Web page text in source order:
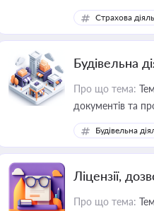
медійних змін у
приватизації,
Страхова
Будівельна
Про що тема:
документів та
Будівельна
Ліцензії,
Про що тема: